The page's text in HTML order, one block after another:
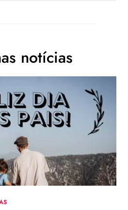
notícias